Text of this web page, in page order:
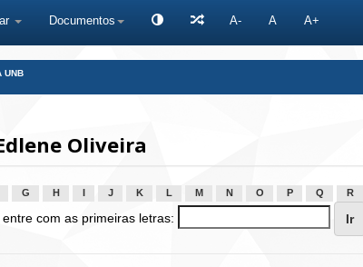
Documentos A- A A+
UNB
Oliveira
G H J K L M N O P Q R
entre com as primeiras letras: